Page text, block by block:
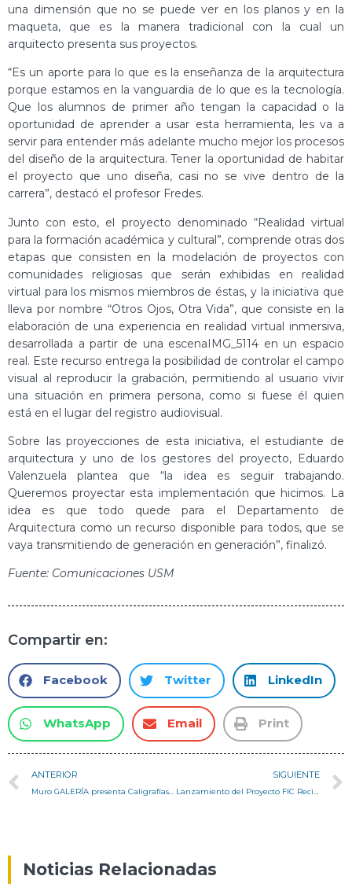
una dimensión que no se puede ver en los planos y en la
maqueta, que es la manera tradicional con la cual un
arquitecto presenta sus proyectos.
“Es un aporte para lo que es la enseñanza de la arquitectura
porque estamos en la vanguardia de lo que es la tecnología.
Que los alumnos de primer año tengan la capacidad o la
oportunidad de aprender a usar esta herramienta, les va a
servir para entender más adelante mucho mejor los procesos
del diseño de la arquitectura. Tener la oportunidad de habitar
el proyecto que uno diseña, casi no se vive dentro de la
carrera”, destacó el profesor Fredes.
Junto con esto, el proyecto denominado “Realidad virtual
para la formación académica y cultural”, comprende otras dos
etapas que consisten en la modelación de proyectos con
comunidades religiosas que serán exhibidas en realidad
virtual para los mismos miembros de éstas, y la iniciativa que
lleva por nombre “Otros Ojos, Otra Vida”, que consiste en la
elaboración de una experiencia en realidad virtual inmersiva,
desarrollada a partir de una escenaIMG_5114 en un espacio
real. Este recurso entrega la posibilidad de controlar el campo
visual al reproducir la grabación, permitiendo al usuario vivir
una situación en primera persona, como si fuese él quien
está en el lugar del registro audiovisual.
Sobre las proyecciones de esta iniciativa, el estudiante de
arquitectura y uno de los gestores del proyecto, Eduardo
Valenzuela plantea que “la idea es seguir trabajando.
Queremos proyectar esta implementación que hicimos. La
idea es que todo quede para el Departamento de
Arquitectura como un recurso disponible para todos, que se
vaya transmitiendo de generación en generación”, finalizó.
Fuente: Comunicaciones USM
Compartir en:
Facebook Twitter LinkedIn
WhatsApp Email Print
ANTERIOR SIGUIENTE
Noticias Relacionadas